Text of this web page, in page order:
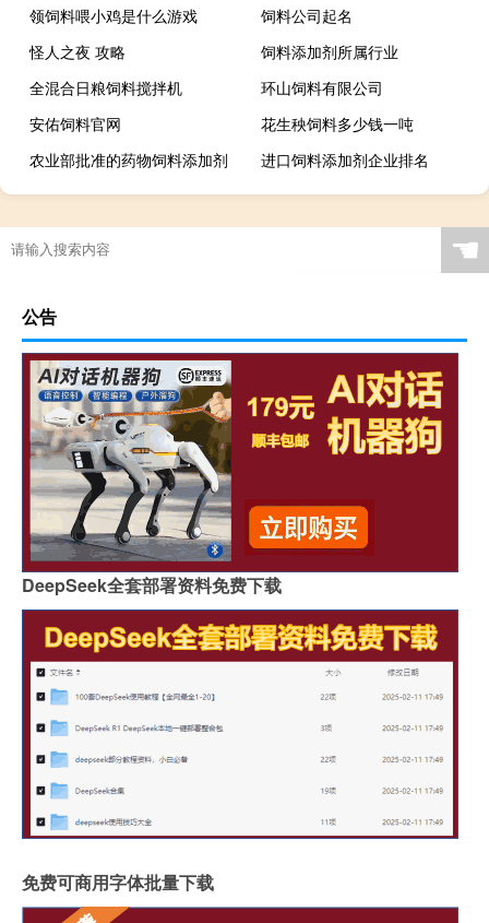
领饲料喂小鸡是什么游戏
饲料公司起名
怪人之夜 攻略
饲料添加剂所属行业
全混合日粮饲料搅拌机
环山饲料有限公司
安佑饲料官网
花生秧饲料多少钱一吨
农业部批准的药物饲料添加剂
进口饲料添加剂企业排名
☚
公告
DeepSeek全套部署资料免费下载
免费可商用字体批量下载